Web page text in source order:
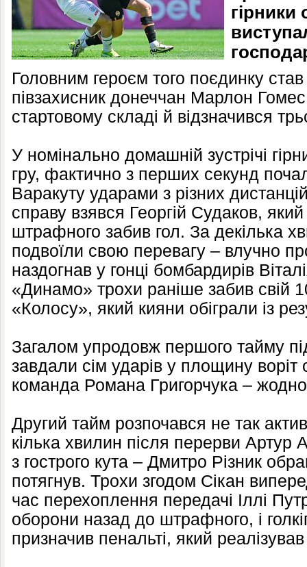
гірники
Головним героєм того поєдинку
півзахисник донеччан Марлон
стартовому складі й відзначився
У номінально домашній зустрічі
гру, фактично з перших секунд
Варакуту ударами з різних
справу взявся Георгій Судаков,
штрафного забив гол. За декілька
подвоїли свою перевагу – влучно
наздогнав у гонці бомбардирів
«Динамо» трохи раніше забив свій
«Колосу», який кияни обіграли із
Загалом упродовж першого тайму
завдали сім ударів у площину воріт
команда Романа Григорчука –
Другий тайм розпочався не так
кілька хвилин після перерви Артур
з гострого кута – Дмитро Різник
потягнув. Трохи згодом Сікан
час перехоплення передачі Іллі
оборони назад до штрафного, і
призначив пенальті, який